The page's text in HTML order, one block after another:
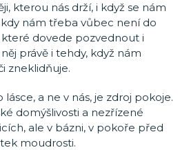
kterou nás drží, i když se nám
nám třeba vůbec není do
které dovede pozvednout i
právě i tehdy, když nám
zneklidňuje.
a ne v nás, je zdroj pokoje.
domýšlivosti a nezřízené
ale v bázni, v pokoře před
moudrosti.